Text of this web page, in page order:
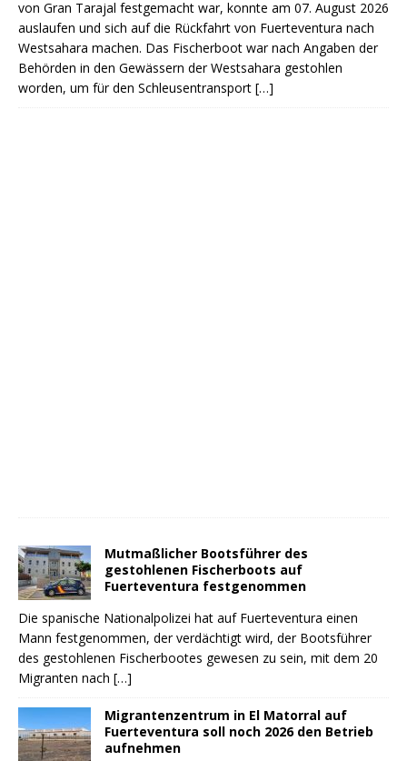
von Gran Tarajal festgemacht war, konnte am 07. August 2026
auslaufen und sich auf die Rückfahrt von Fuerteventura nach
Westsahara machen. Das Fischerboot war nach Angaben der
Behörden in den Gewässern der Westsahara gestohlen
worden, um für den Schleusentransport […]
Mutmaßlicher Bootsführer des
gestohlenen Fischerboots auf
Fuerteventura festgenommen
Die spanische Nationalpolizei hat auf Fuerteventura einen
Mann festgenommen, der verdächtigt wird, der Bootsführer
des gestohlenen Fischerbootes gewesen zu sein, mit dem 20
Migranten nach […]
Migrantenzentrum in El Matorral auf
Fuerteventura soll noch 2026 den Betrieb
aufnehmen